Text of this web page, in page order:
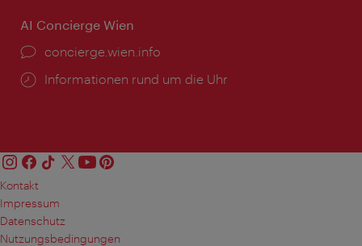
AI Concierge Wien
Ort:
concierge.wien.info
Öffnungszeiten:
Informationen rund um die Uhr
Kontakt
Impressum
Datenschutz
Nutzungsbedingungen